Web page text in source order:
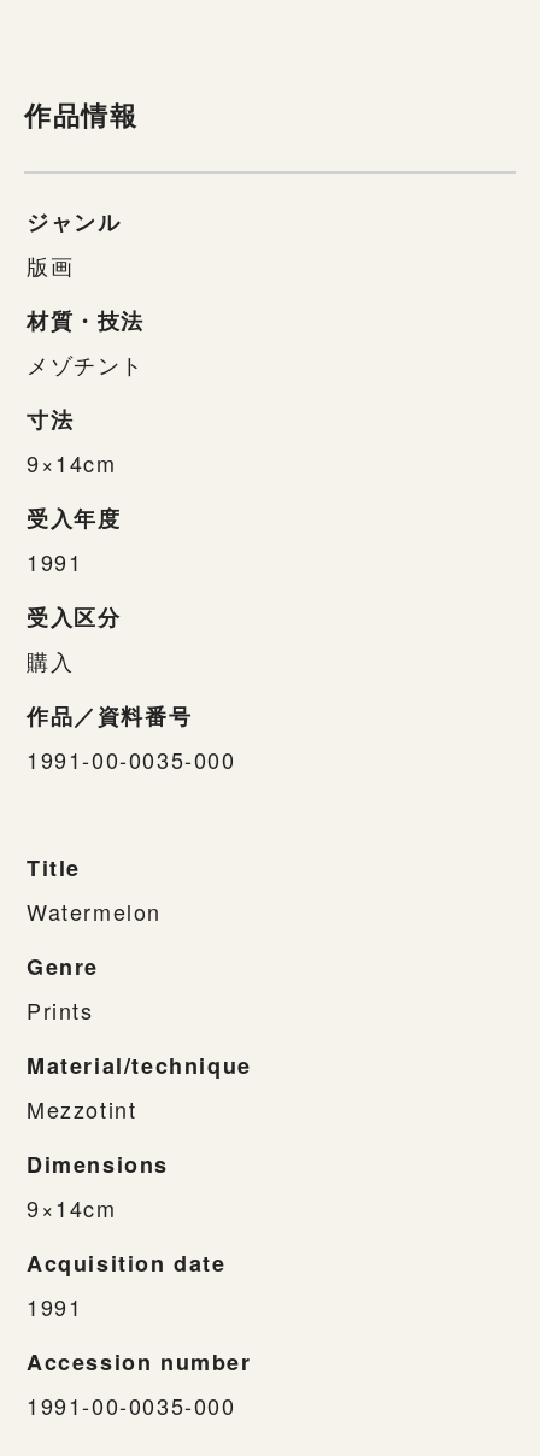
作品情報
ジャンル
版画
材質・技法
メゾチント
寸法
9×14cm
受入年度
1991
受入区分
購入
作品／資料番号
1991-00-0035-000
Title
Watermelon
Genre
Prints
Material/technique
Mezzotint
Dimensions
9×14cm
Acquisition date
1991
Accession number
1991-00-0035-000